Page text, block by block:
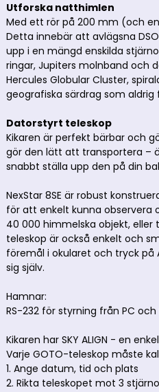
Utforska natthimlen
Med ett rör på 200 mm (och
Detta innebär att avlägsna
upp i en mängd enskilda
ringar, Jupiters molnband och
Hercules Globular Cluster,
geografiska särdrag som aldrig
Datorstyrt teleskop
Kikaren är perfekt bärbar och
gör den lätt att transportera –
snabbt ställa upp den på din
NexStar 8SE är robust
för att enkelt kunna observera
40 000 himmelska objekt, eller
teleskop är också enkelt och
föremål i okularet och tryck på
sig själv.
Hamnar:
RS-232 för styrning från PC
Kikaren har SKY ALIGN - en
Varje GOTO-teleskop måste
1. Ange datum, tid och plats
2. Rikta teleskopet mot 3